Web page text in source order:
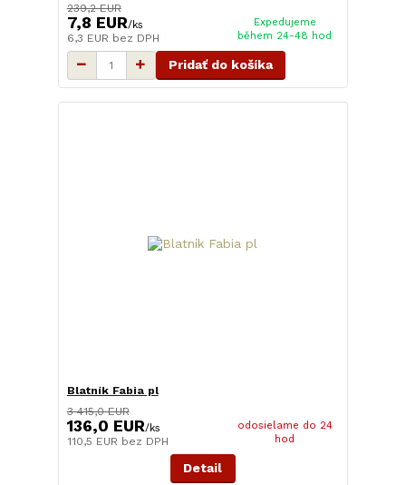
239,2 EUR
7,8 EUR/ks
6,3 EUR bez DPH
Expedujeme
během 24-48 hod
Pridať do košíka
Blatník Fabia pl
3 415,0 EUR
136,0 EUR/ks
110,5 EUR bez DPH
odosielame do 24
hod
Detail